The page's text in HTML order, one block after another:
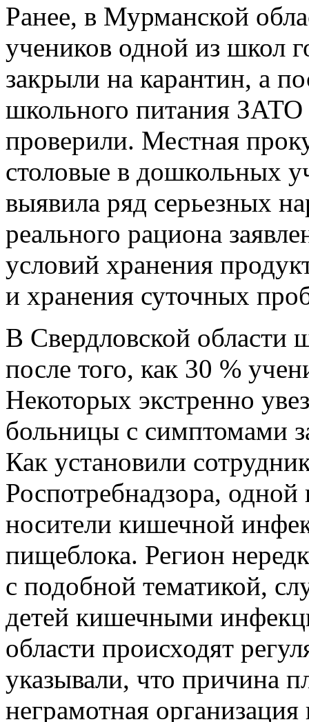
Ранее, в Мурманской
учеников одной из школ
закрыли на карантин, а
школьного питания ЗАТО
проверили. Местная
столовые в дошкольных
выявила ряд серьезных
реального рациона
условий хранения
и хранения суточных
В Свердловской области
после того, как 30 %
Некоторых экстренно
больницы с симптомами
Как установили
Роспотребнадзора, одной
носители кишечной
пищеблока. Регион
с подобной тематикой,
детей кишечными
области происходят
указывали, что причина
неграмотная